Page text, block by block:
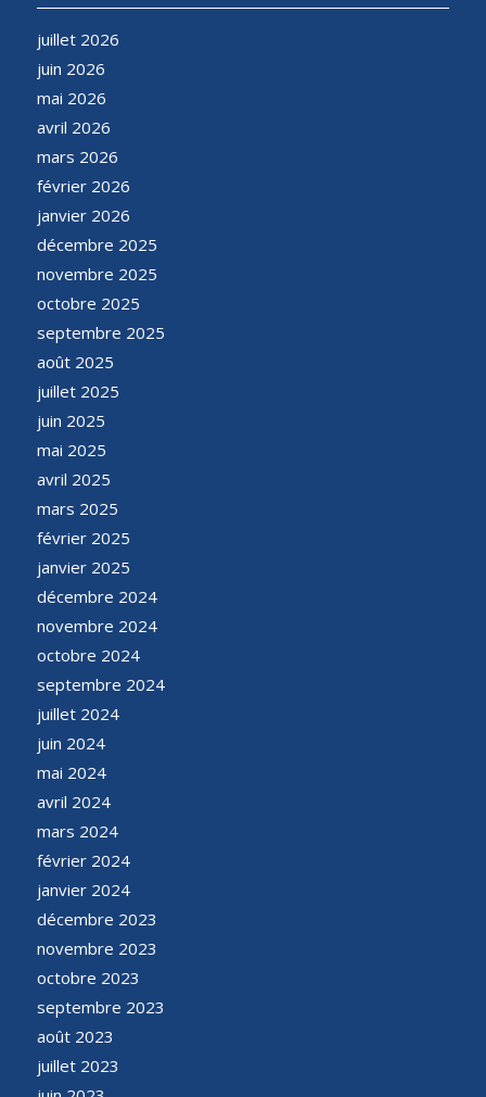
juillet 2026
juin 2026
mai 2026
avril 2026
mars 2026
février 2026
janvier 2026
décembre 2025
novembre 2025
octobre 2025
septembre 2025
août 2025
juillet 2025
juin 2025
mai 2025
avril 2025
mars 2025
février 2025
janvier 2025
décembre 2024
novembre 2024
octobre 2024
septembre 2024
juillet 2024
juin 2024
mai 2024
avril 2024
mars 2024
février 2024
janvier 2024
décembre 2023
novembre 2023
octobre 2023
septembre 2023
août 2023
juillet 2023